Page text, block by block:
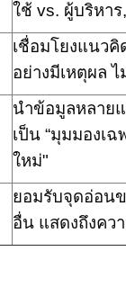
ใช้ vs. ผู้บริหา
เชื่อมโยงแนว
อย่างมีเหตุผล
นำข้อมูลหลาย
เป็น “มุมมองเฉ
ใหม่"
ยอมรับจุดอ่อน
อื่น แสดงถึงคว